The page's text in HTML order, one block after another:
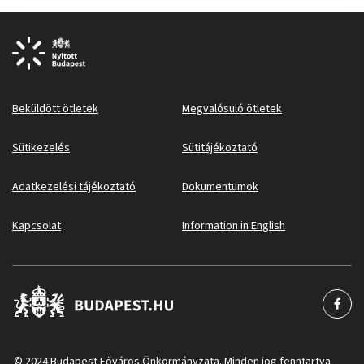
Beküldött ötletek Megvalósuló ötletek
Sütikezelés Sütitájékoztató
Adatkezelési tájékoztató Dokumentumok
Kapcsolat Information in English